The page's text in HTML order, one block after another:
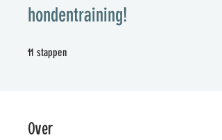
hondentraining!
11 stappen
Over